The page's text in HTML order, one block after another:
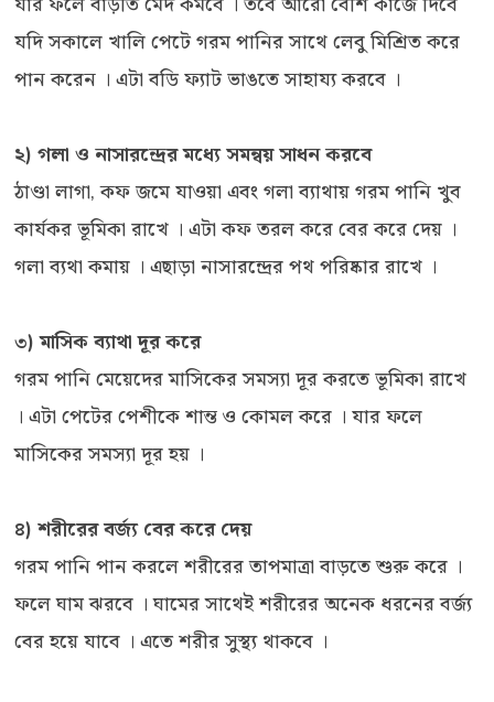
যদি সকালে খালি পেটে গরম পানির সাথে লেবু মিশ্রিত করে
পান করেন । এটা বডি ফ্যাট ভাঙতে সাহায্য করবে ।
২) গলা ও নাসারন্দ্রের মধ্যে সমন্বয় সাধন করবে
ঠাণ্ডা লাগা, কফ জমে যাওয়া এবং গলা ব্যাথায় গরম পানি খুব
কার্যকর ভূমিকা রাখে । এটা কফ তরল করে বের করে দেয় ।
গলা ব্যথা কমায় । এছাড়া নাসারন্দ্রের পথ পরিষ্কার রাখে ।
৩) মাসিক ব্যাথা দূর করে
গরম পানি মেয়েদের মাসিকের সমস্যা দূর করতে ভূমিকা রাখে
। এটা পেটের পেশীকে শান্ত ও কোমল করে । যার ফলে
মাসিকের সমস্যা দূর হয় ।
৪) শরীরের বর্জ্য বের করে দেয়
গরম পানি পান করলে শরীরের তাপমাত্রা বাড়তে শুরু করে ।
ফলে ঘাম ঝরবে । ঘামের সাথেই শরীরের অনেক ধরনের বর্জ্য
বের হয়ে যাবে । এতে শরীর সুস্থ্য থাকবে ।